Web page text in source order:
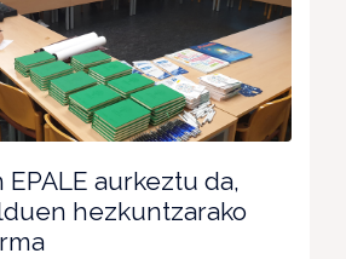
EPALE aurkeztu da,
hezkuntzarako